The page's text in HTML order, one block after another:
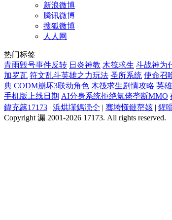
新浪微博
腾讯微博
搜狐微博
人人网
热门标签
青雨毁号事件反转 日炎神教 木筏求生 斗战神为
加罗瓦 符文乱斗英雄之力玩法 圣所系统 使命召
典 CODM崩坏3联动角色 木筏求生剧情攻略 英
手机版上线日期 AI分身系统拒绝氪佬垄断MMO
鍏充簬17173 | 浜烘墠鎷涜仒 | 骞垮憡鏈嶅姟 | 鍟
Copyright 漏 2001-2026 17173. All rights reserved.